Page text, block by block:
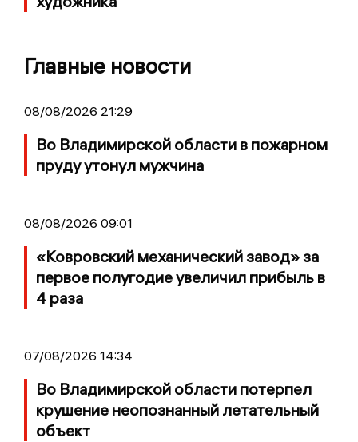
Главные новости
08/08/2026 21:29
Во Владимирской области в пожарном
пруду утонул мужчина
08/08/2026 09:01
«Ковровский механический завод» за
первое полугодие увеличил прибыль в
4 раза
07/08/2026 14:34
Во Владимирской области потерпел
крушение неопознанный летательный
объект